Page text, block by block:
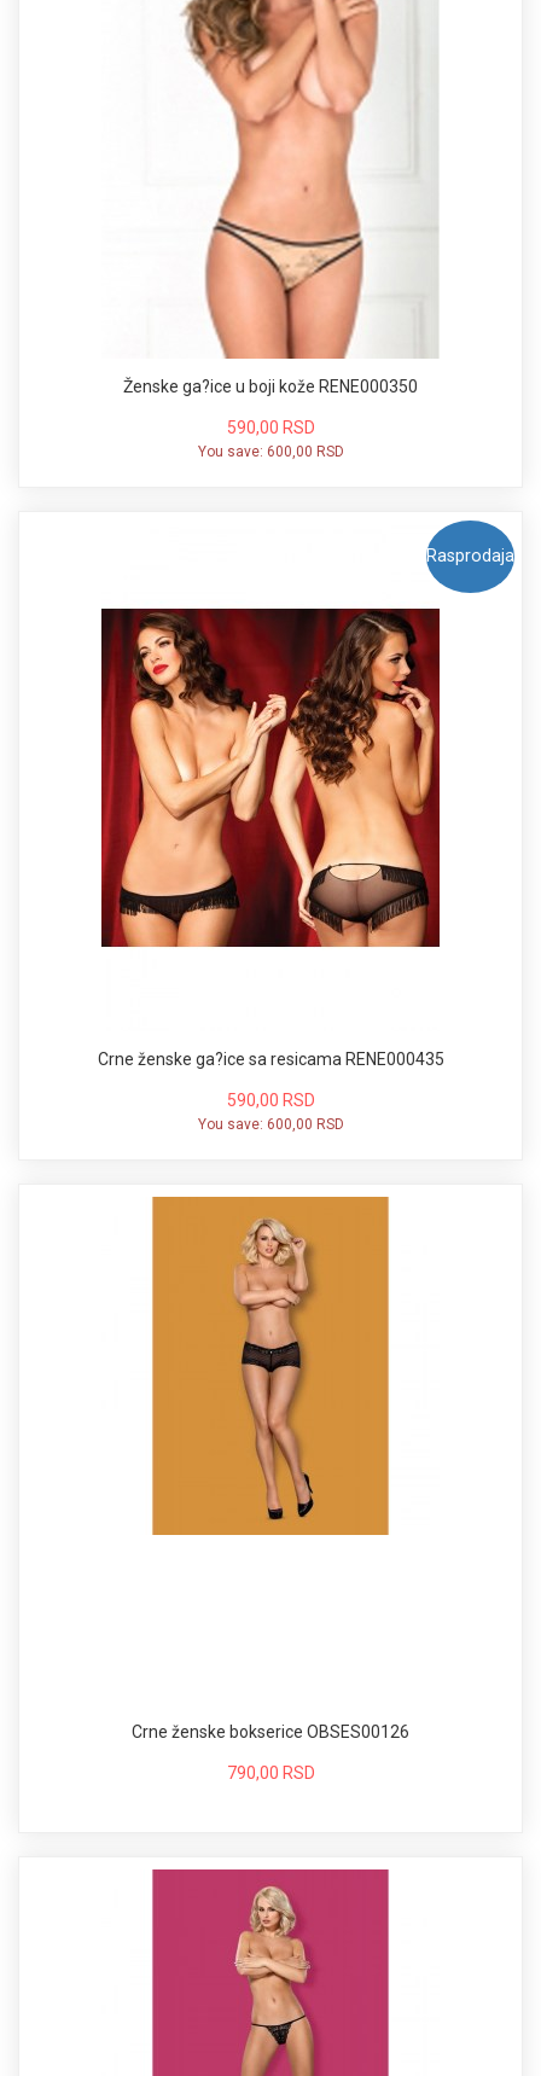
Ženske ga?ice u boji kože RENE000350
590,00 RSD
You save: 600,00 RSD
Rasprodaja
Crne ženske ga?ice sa resicama RENE000435
590,00 RSD
You save: 600,00 RSD
Crne ženske bokserice OBSES00126
790,00 RSD